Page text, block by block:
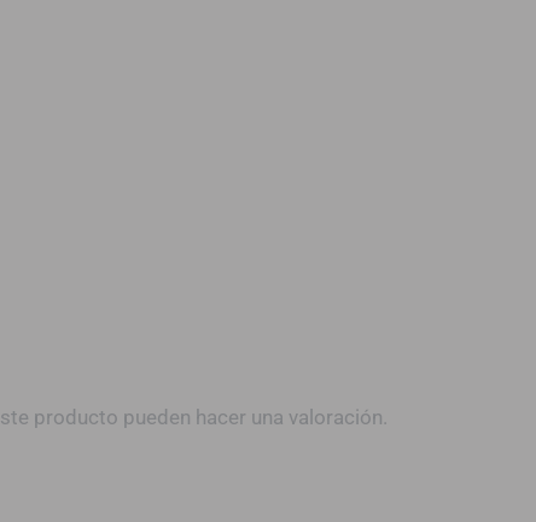
producto pueden hacer una valoración.